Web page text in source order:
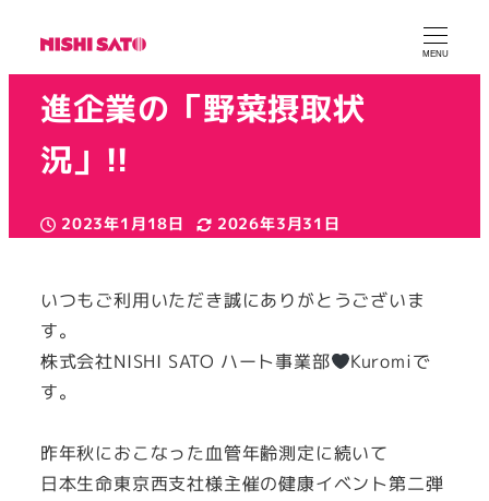
MENU
＼発表します／健康経営推
進企業の「野菜摂取状
況」!!
投稿日
2023年1月18日
更新日
2026年3月31日
者
いつもご利用いただき誠にありがとうございま
す。
株式会社NISHI SATO ハート事業部
Kuromiで
す。
昨年秋におこなった血管年齢測定に続いて
日本生命東京西支社様主催の健康イベント第二弾